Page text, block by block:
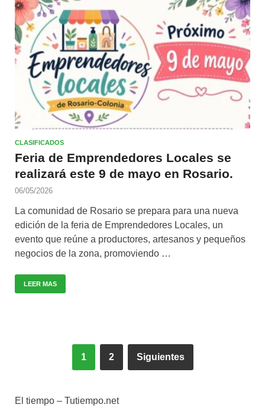
CLASIFICADOS
Feria de Emprendedores Locales se
realizará este 9 de mayo en Rosario.
06/05/2026
La comunidad de Rosario se prepara para una nueva
edición de la feria de Emprendedores Locales, un
evento que reúne a productores, artesanos y pequeños
negocios de la zona, promoviendo …
LEER MAS
1 2 Siguientes
El tiempo – Tutiempo.net